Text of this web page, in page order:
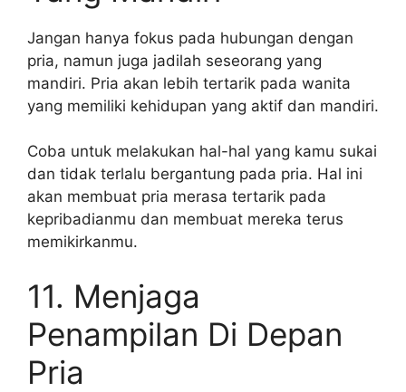
Jangan hanya fokus pada hubungan dengan
pria, namun juga jadilah seseorang yang
mandiri. Pria akan lebih tertarik pada wanita
yang memiliki kehidupan yang aktif dan mandiri.
Coba untuk melakukan hal-hal yang kamu sukai
dan tidak terlalu bergantung pada pria. Hal ini
akan membuat pria merasa tertarik pada
kepribadianmu dan membuat mereka terus
memikirkanmu.
11. Menjaga
Penampilan Di Depan
Pria